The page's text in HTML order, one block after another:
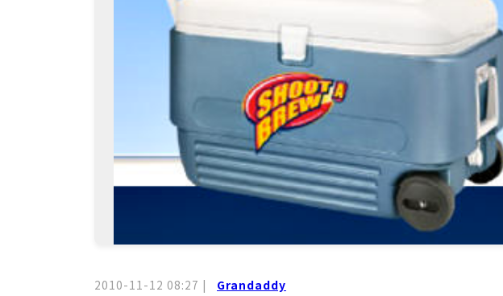
2010-11-12 08:27 | Grandaddy